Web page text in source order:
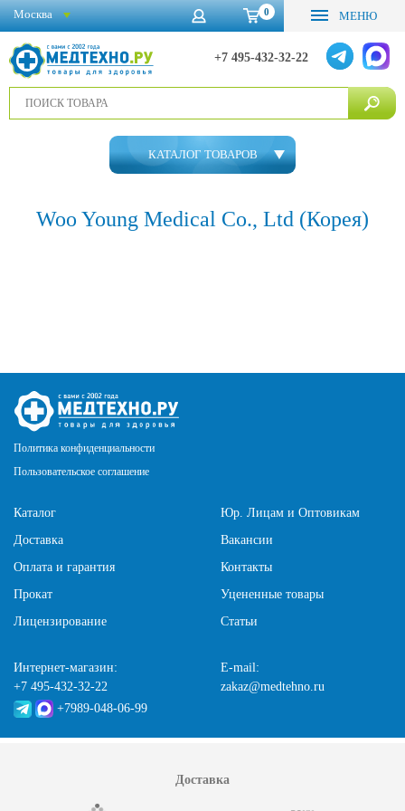
0 МЕНЮ
+7 495-432-32-22
Москва
КАТАЛОГ ТОВАРОВ
Woo Young Medical Co., Ltd (Корея)
Политика конфиденциальности
Пользовательское соглашение
Каталог
Доставка
Оплата и гарантия
Прокат
Лицензирование
Юр. Лицам и Оптовикам
Вакансии
Контакты
Уцененные товары
Статьи
Интернет-магазин:
+7 495-432-32-22
+7989-048-06-99
E-mail:
zakaz@medtehno.ru
Доставка